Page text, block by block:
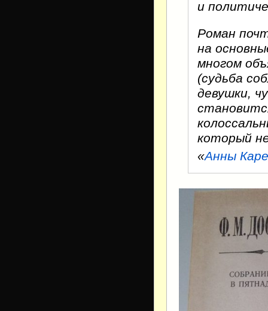
и
Роман
на
многом
(судьба
девушки,
который
«Анны